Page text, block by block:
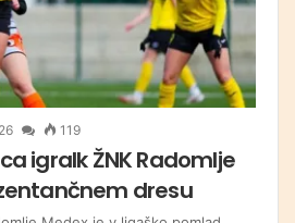
119
igralk ŽNK Radomlje
dresu